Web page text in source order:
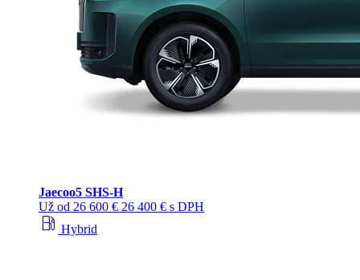
Jaecoo5 SHS-H
Už od 26 600 € 26 400 € s DPH
local_gas_station Hybrid